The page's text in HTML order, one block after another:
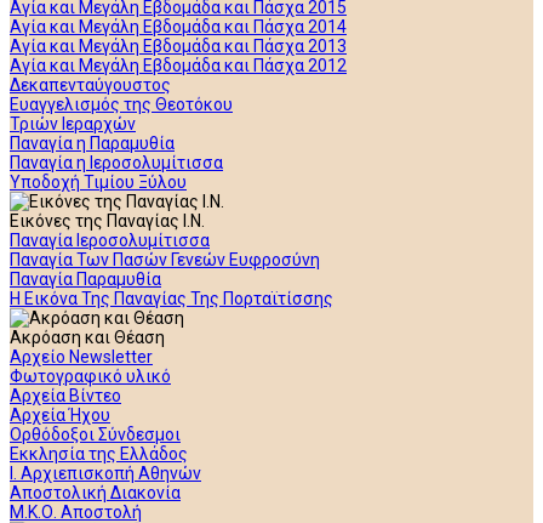
Αγία και Μεγάλη Εβδομάδα και Πάσχα 2015
Αγία και Μεγάλη Εβδομάδα και Πάσχα 2014
Αγία και Μεγάλη Εβδομάδα και Πάσχα 2013
Αγία και Μεγάλη Εβδομάδα και Πάσχα 2012
Δεκαπενταύγουστος
Ευαγγελισμός της Θεοτόκου
Τριών Ιεραρχών
Παναγία η Παραμυθία
Παναγία η Ιεροσολυμίτισσα
Υποδοχή Τιμίου Ξύλου
Εικόνες της Παναγίας Ι.Ν.
Παναγία Ιεροσολυμίτισσα
Παναγία Των Πασών Γενεών Ευφροσύνη
Παναγία Παραμυθία
Η Εικόνα Της Παναγίας Της Πορταϊτίσσης
Ακρόαση και Θέαση
Αρχείο Newsletter
Φωτογραφικό υλικό
Αρχεία Βίντεο
Αρχεία Ήχου
Ορθόδοξοι Σύνδεσμοι
Εκκλησία της Ελλάδος
Ι. Αρχιεπισκοπή Αθηνών
Αποστολική Διακονία
Μ.Κ.Ο. Αποστολή